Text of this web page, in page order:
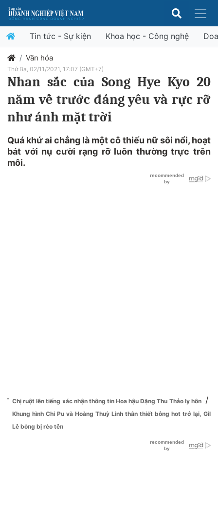
Tin tức - Sự kiện Khoa học - Công nghệ
Văn hóa
Thứ Ba, 02/11/2021, 17:07 (GMT+7)
Nhan sắc của Song Hye Kyo 20
năm về trước đáng yêu và rực rỡ
như ánh mặt trời
Quá khứ ai chẳng là một cô thiếu nữ sôi nổi, hoạt
bát với nụ cười rạng rỡ luôn thường trực trên
môi.
Chị ruột lên tiếng xác nhận thông tin Hoa hậu Đặng Thu Thảo ly hôn /
Khung hình Chi Pu và Hoàng Thuỳ Linh thân thiết bỗng hot trở lại, Gil
Lê bỗng bị réo tên